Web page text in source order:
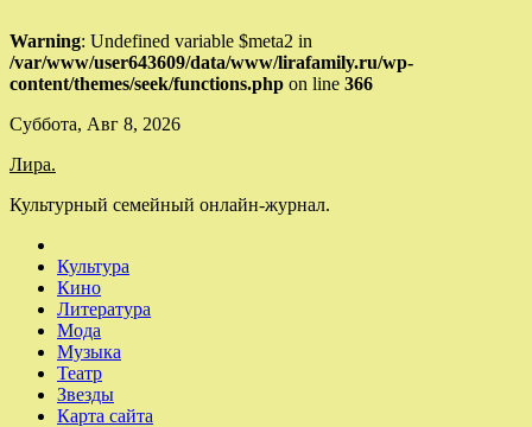
Warning: Undefined variable $meta2 in
/var/www/user643609/data/www/lirafamily.ru/wp-
content/themes/seek/functions.php on line 366
Skip
content
Суббота, Авг 8, 2026
Лира.
Культурный семейный онлайн-журнал.
Культура
Кино
Литература
Мода
Музыка
Театр
Звезды
Карта сайта